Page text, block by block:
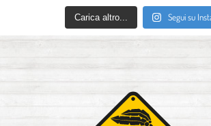
Carica altro... Segui su